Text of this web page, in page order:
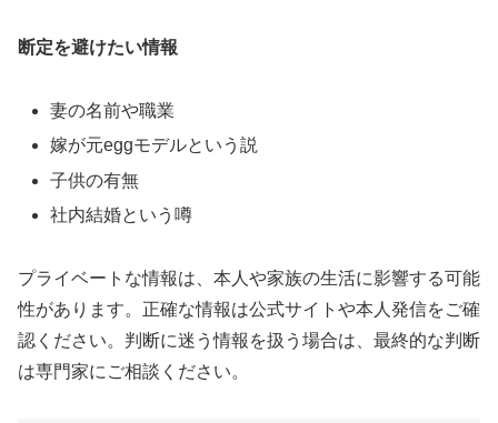
断定を避けたい情報
妻の名前や職業
嫁が元eggモデルという説
子供の有無
社内結婚という噂
プライベートな情報は、本人や家族の生活に影響する可能
性があります。正確な情報は公式サイトや本人発信をご確
認ください。判断に迷う情報を扱う場合は、最終的な判断
は専門家にご相談ください。